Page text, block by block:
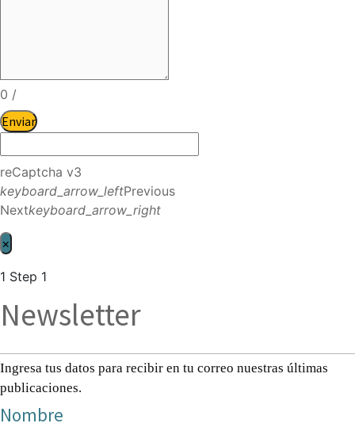
0 /
Enviar
reCaptcha v3
keyboard_arrow_leftPrevious
Nextkeyboard_arrow_right
×
1 Step 1
Newsletter
Ingresa tus datos para recibir en tu correo nuestras últimas
publicaciones.
Nombre